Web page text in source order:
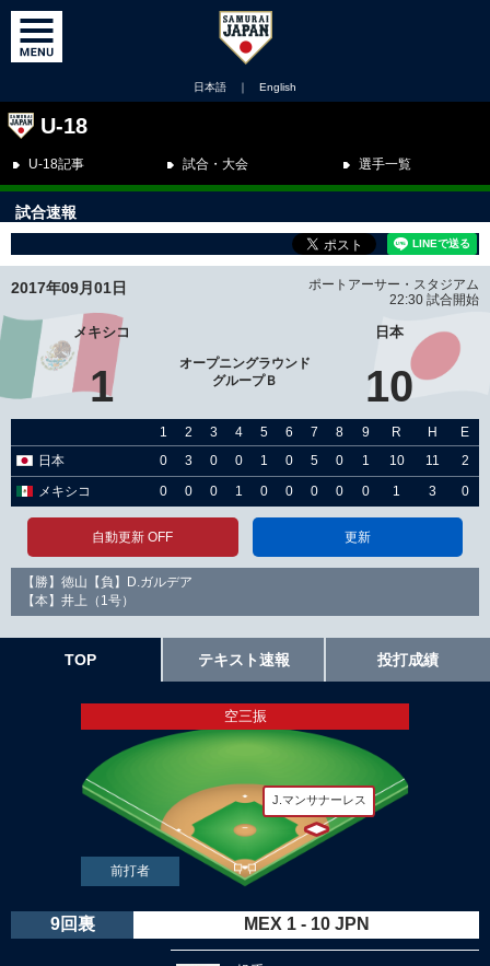
日本語 ｜ English
U-18
U-18記事 試合・大会 選手一覧
試合速報
2017年09月01日
ポートアーサー・スタジアム
22:30 試合開始
メキシコ
1
オープニングラウンド
グループＢ
日本
10
1 2 3 4 5 6 7 8 9 R H
E
日本
0 3 0 0 1 0 5 0 1 10 11
2
メキシコ
0 0 0 1 0 0 0 0 0 1 3 0
自動更新 OFF 更新
【勝】徳山【負】D.ガルデア
【本】井上（1号）
TOP テキスト速報 投打成績